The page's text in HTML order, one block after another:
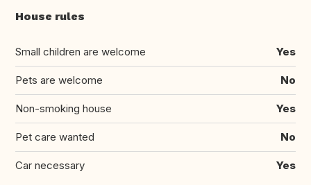
House rules
Small children are welcome Yes
Pets are welcome No
Non-smoking house Yes
Pet care wanted No
Car necessary Yes